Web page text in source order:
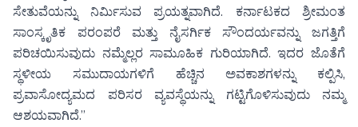
ಸೇತುವೆಯನ್ನು ನಿರ್ಮಿಸುವ ಪ್ರಯತ್ನವಾಗಿದೆ. ಕರ್ನಾಟಕದ ಶ್ರೀಮಂತ
ಸಾಂಸ್ಕೃತಿಕ ಪರಂಪರೆ ಮತ್ತು ನೈಸರ್ಗಿಕ ಸೌಂದರ್ಯವನ್ನು ಜಗತ್ತಿಗೆ
ಪರಿಚಯಿಸುವುದು ನಮ್ಮೆಲ್ಲರ ಸಾಮೂಹಿಕ ಗುರಿಯಾಗಿದೆ. ಇದರ ಜೊತೆಗೆ
ಸ್ಥಳೀಯ ಸಮುದಾಯಗಳಿಗೆ ಹೆಚ್ಚಿನ ಅವಕಾಶಗಳನ್ನು ಕಲ್ಪಿಸಿ,
ಪ್ರವಾಸೋದ್ಯಮದ ಪರಿಸರ ವ್ಯವಸ್ಥೆಯನ್ನು ಗಟ್ಟಿಗೊಳಿಸುವುದು ನಮ್ಮ
ಆಶಯವಾಗಿದೆ.”